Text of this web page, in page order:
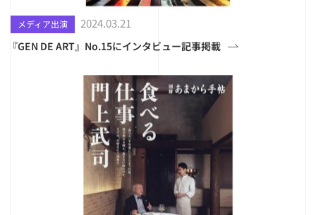
メディア出演 2024.03.21
『GEN DE ART』No.15にインタビュー記事掲載